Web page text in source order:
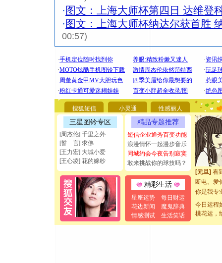
· 图文：上海大师杯第四日 达维登
· 图文：上海大师杯纳达尔获首胜
00:57)
搜狐短信 小灵通 性感丽人
三星图铃专区
[周杰伦] 千里之外
[誓 言] 求佛
[王力宏] 大城小爱
[王心凌] 花的嫁纱
精品专题推荐
短信企业通秀百变功能
浪漫情怀一起漫步音乐
同城约会今夜告别寂寞
敢来挑战你的球技吗？
精彩生活
星座运势
每日财运
花边新闻
魔鬼辞典
情感测试
生活笑话
[圣诞节]
你太多，
要平安
[圣诞节]
能正大光
都要快乐
[圣诞节]
如意,快
[元旦]看
断电。爱
你是我专
起；二
离。水晶
今日运程
桃花运，